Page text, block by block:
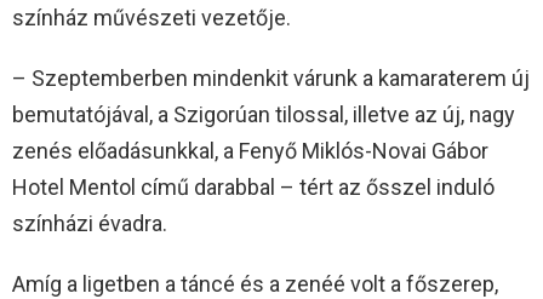
színház művészeti vezetője.
– Szeptemberben mindenkit várunk a kamaraterem új
bemutatójával, a Szigorúan tilossal, illetve az új, nagy
zenés előadásunkkal, a Fenyő Miklós-Novai Gábor
Hotel Mentol című darabbal – tért az ősszel induló
színházi évadra.
Amíg a ligetben a táncé és a zenéé volt a főszerep,